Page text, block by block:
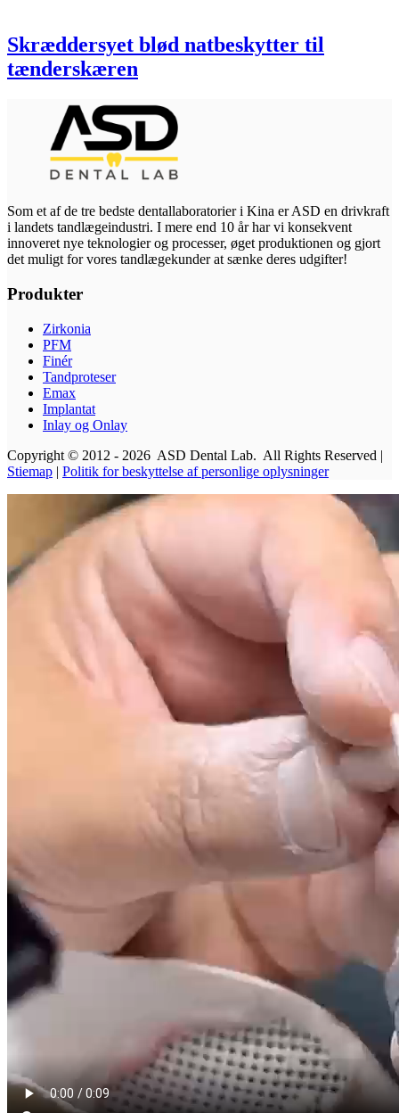
Skræddersyet blød natbeskytter til
tænderskæren
Som et af de tre bedste dentallaboratorier i Kina er ASD en drivkraft
i landets tandlægeindustri. I mere end 10 år har vi konsekvent
innoveret nye teknologier og processer, øget produktionen og gjort
det muligt for vores tandlægekunder at sænke deres udgifter!
Produkter
Zirkonia
PFM
Finér
Tandproteser
Emax
Implantat
Inlay og Onlay
Copyright © 2012 - 2026 ASD Dental Lab. All Rights Reserved |
Stiemap | Politik for beskyttelse af personlige oplysninger